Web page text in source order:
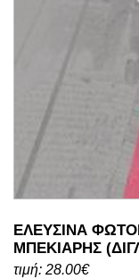
ΕΛΕΥΣΙΝΑ
ΜΠΕΚΙΑΡΗΣ
τιμή: 28.00€